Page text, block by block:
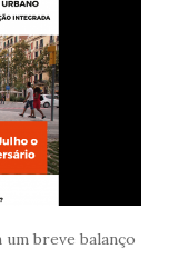
breve balanço